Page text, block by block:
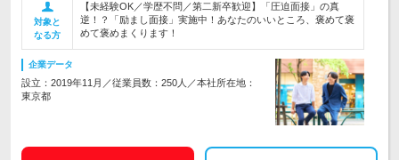
対象と
なる方
【未経験OK／学歴不問／第二新卒歓迎】「圧迫面接」の真
逆！？「励まし面接」実施中！あなたのいいところ、褒めて褒
めて褒めまくります！
企業データ
設立：2019年11月／従業員数：250人／本社所在地：
東京都